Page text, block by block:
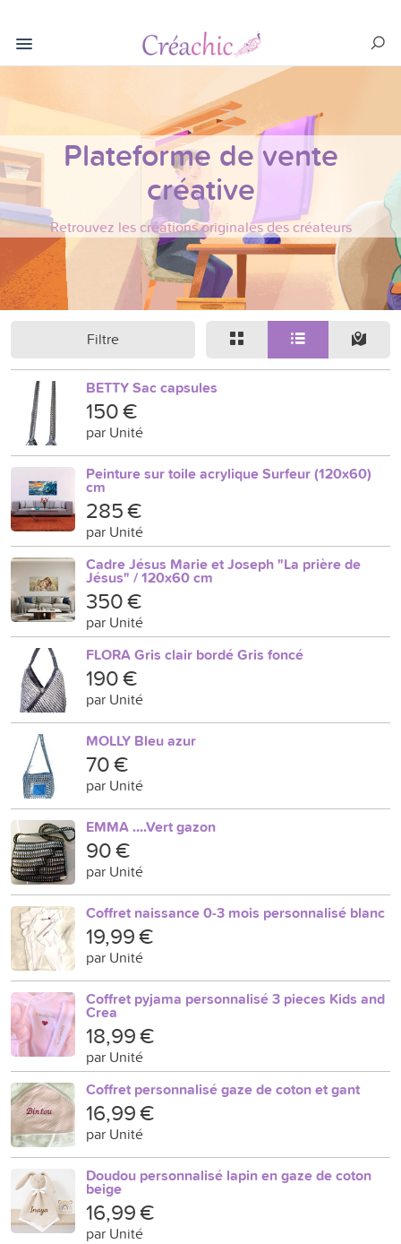
Plateforme de vente
créative
Retrouvez les créations originales des créateurs
Filtre
BETTY Sac capsules
150 €
par Unité
Peinture sur toile acrylique Surfeur (120x60)
cm
285 €
par Unité
Cadre Jésus Marie et Joseph "La prière de
Jésus" / 120x60 cm
350 €
par Unité
FLORA Gris clair bordé Gris foncé
190 €
par Unité
MOLLY Bleu azur
70 €
par Unité
EMMA ....Vert gazon
90 €
par Unité
Coffret naissance 0-3 mois personnalisé blanc
19,99 €
par Unité
Coffret pyjama personnalisé 3 pieces Kids and
Crea
18,99 €
par Unité
Coffret personnalisé gaze de coton et gant
16,99 €
par Unité
Doudou personnalisé lapin en gaze de coton
beige
16,99 €
par Unité